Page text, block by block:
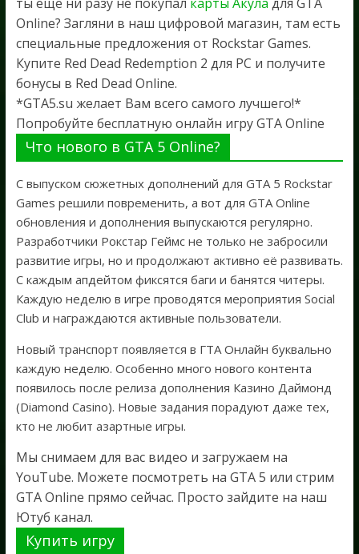
Online? Загляни в наш цифровой магазин, там есть
специальные предложения от Rockstar Games.
Купите Red Dead Redemption 2 для PC и получите
бонусы в Red Dead Online.
*GTA5.su желает Вам всего самого лучшего!*
Попробуйте бесплатную онлайн игру GTA Online
Что нового в GTA 5 Online?
С выпуском сюжетных дополнений для GTA 5 Rockstar
Games решили повременить, а вот для GTA Online
обновления и дополнения выпускаются регулярно.
Разработчики Рокстар Геймс не только не забросили
развитие игры, но и продолжают активно её развивать.
С каждым апдейтом фиксятся баги и банятся читеры.
Каждую неделю в игре проводятся мероприятия Social
Club и награждаются активные пользователи.
Новый транспорт появляется в ГТА Онлайн буквально
каждую неделю. Особенно много нового контента
появилось после релиза дополнения Казино Даймонд
(Diamond Casino). Новые задания порадуют даже тех,
кто не любит азартные игры.
Мы снимаем для вас видео и загружаем на
YouTube. Можете посмотреть на GTA 5 или стрим
GTA Online прямо сейчас. Просто зайдите на наш
Ютуб канал.
Купить игру